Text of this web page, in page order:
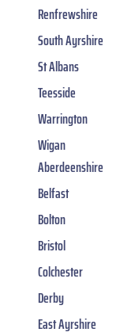
Renfrewshire
South Ayrshire
St Albans
Teesside
Warrington
Wigan
Aberdeenshire
Belfast
Bolton
Bristol
Colchester
Derby
East Ayrshire